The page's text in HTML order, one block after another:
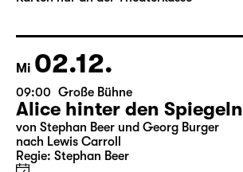
Mi 02.12.
09:00 Große Bühne
Alice hinter den Spiegeln
von Stephan Beer und Georg Burger
nach Lewis Carroll
Regie: Stephan Beer